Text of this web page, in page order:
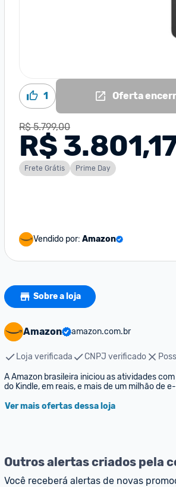
1 Oferta
R$ 5.799,00
R$
Frete Grátis Prime Day
Vendido por: Amazon
Sobre a loja
Amazon amazon.com.br
Loja verificada CNPJ verificado
A Amazon brasileira iniciou as atividades
do Kindle, em reais, e mais de um milhão de
Ver mais ofertas dessa loja
Outros alertas criados pela
Você receberá alertas de novas